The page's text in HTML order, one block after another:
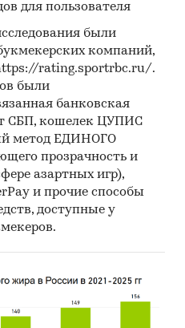
для пользователя
были
компаний,
rating.sportrbc.ru/.
были
банковская
СБП, кошелек ЦУПИС
метод ЕДИНОГО
прозрачность и
азартных игр),
и прочие способы
доступные у